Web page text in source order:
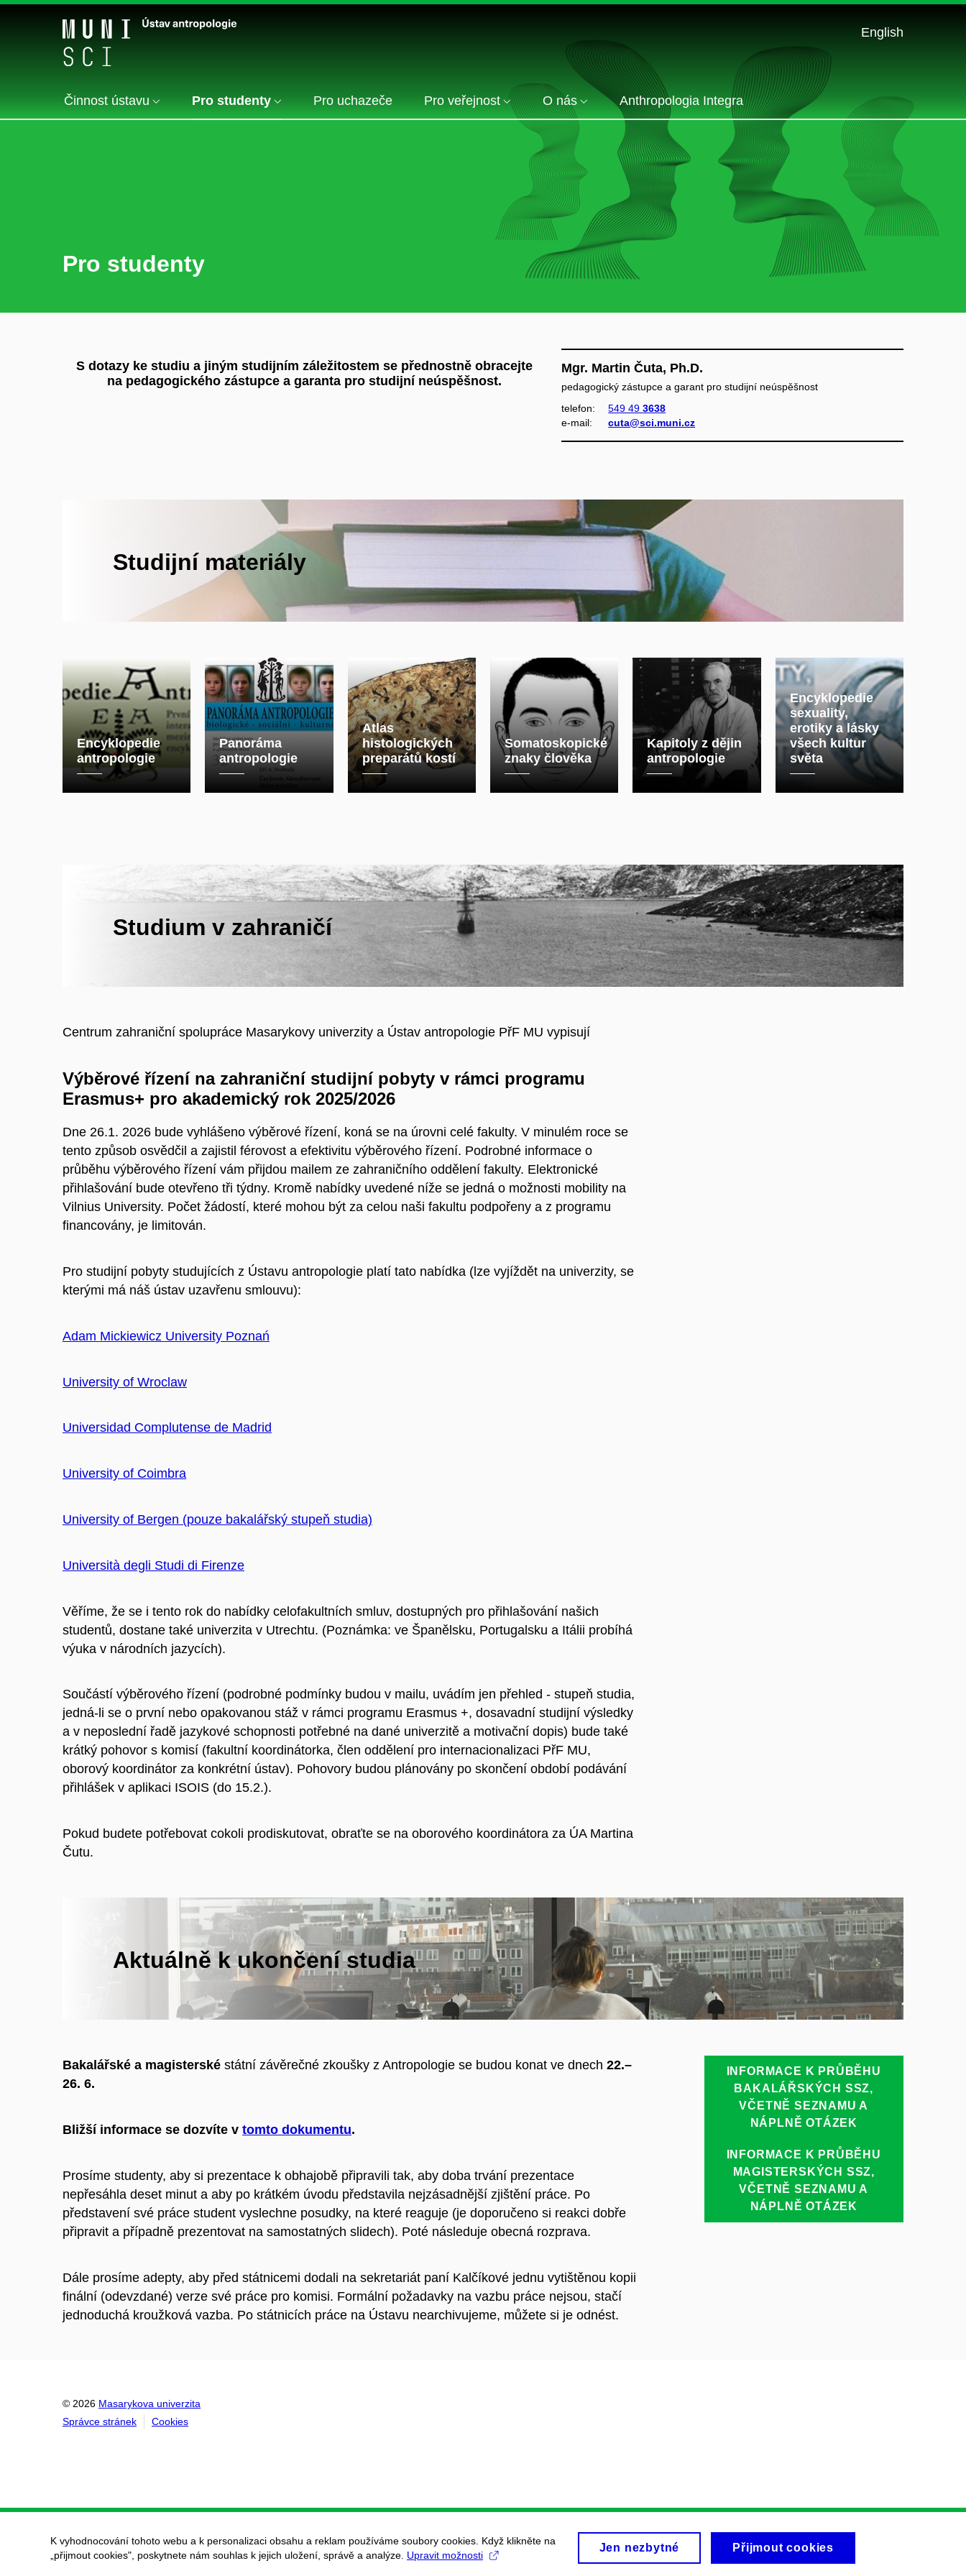
English
Činnost ústavu Pro studenty Pro uchazeče Pro veřejnost O nás Anthropologia Integra
Pro studenty
S dotazy ke studiu a jiným studijním záležitostem se přednostně obracejte
na pedagogického zástupce a garanta pro studijní neúspěšnost.
Mgr. Martin Čuta, Ph.D.
pedagogický zástupce a garant pro studijní neúspěšnost
telefon:
549 493638
e‑mail:
cuta@sci.muni.cz
Studijní materiály
Encyklopedie
antropologie
Panoráma
antropologie
Atlas
histologických
preparátů kostí
Somatoskopické
znaky člověka
Kapitoly z dějin
antropologie
Encyklopedie
sexuality,
erotiky a lásky
všech kultur
světa
Studium v zahraničí
Centrum zahraniční spolupráce Masarykovy univerzity a Ústav antropologie PřF MU vypisují
Výběrové řízení na zahraniční studijní pobyty v rámci programu
Erasmus+ pro akademický rok 2025/2026
Dne 26.1. 2026 bude vyhlášeno výběrové řízení, koná se na úrovni celé fakulty. V minulém roce se
tento způsob osvědčil a zajistil férovost a efektivitu výběrového řízení. Podrobné informace o
průběhu výběrového řízení vám přijdou mailem ze zahraničního oddělení fakulty. Elektronické
přihlašování bude otevřeno tři týdny. Kromě nabídky uvedené níže se jedná o možnosti mobility na
Vilnius University. Počet žádostí, které mohou být za celou naši fakultu podpořeny a z programu
financovány, je limitován.
Pro studijní pobyty studujících z Ústavu antropologie platí tato nabídka (lze vyjíždět na univerzity, se
kterými má náš ústav uzavřenu smlouvu):
Adam Mickiewicz University Poznań
University of Wroclaw
Universidad Complutense de Madrid
University of Coimbra
University of Bergen (pouze bakalářský stupeň studia)
Università degli Studi di Firenze
Věříme, že se i tento rok do nabídky celofakultních smluv, dostupných pro přihlašování našich
studentů, dostane také univerzita v Utrechtu. (Poznámka: ve Španělsku, Portugalsku a Itálii probíhá
výuka v národních jazycích).
Součástí výběrového řízení (podrobné podmínky budou v mailu, uvádím jen přehled - stupeň studia,
jedná-li se o první nebo opakovanou stáž v rámci programu Erasmus +, dosavadní studijní výsledky
a v neposlední řadě jazykové schopnosti potřebné na dané univerzitě a motivační dopis) bude také
krátký pohovor s komisí (fakultní koordinátorka, člen oddělení pro internacionalizaci PřF MU,
oborový koordinátor za konkrétní ústav). Pohovory budou plánovány po skončení období podávání
přihlášek v aplikaci ISOIS (do 15.2.).
Pokud budete potřebovat cokoli prodiskutovat, obraťte se na oborového koordinátora za ÚA Martina
Čutu.
Aktuálně k ukončení studia
Bakalářské a magisterské státní závěrečné zkoušky z Antropologie se budou konat ve dnech 22.–
26. 6.
Bližší informace se dozvíte v tomto dokumentu.
Prosíme studenty, aby si prezentace k obhajobě připravili tak, aby doba trvání prezentace
nepřesáhla deset minut a aby po krátkém úvodu představila nejzásadnější zjištění práce. Po
představení své práce student vyslechne posudky, na které reaguje (je doporučeno si reakci dobře
připravit a případně prezentovat na samostatných slidech). Poté následuje obecná rozprava.
Dále prosíme adepty, aby před státnicemi dodali na sekretariát paní Kalčíkové jednu vytištěnou kopii
finální (odevzdané) verze své práce pro komisi. Formální požadavky na vazbu práce nejsou, stačí
jednoduchá kroužková vazba. Po státnicích práce na Ústavu nearchivujeme, můžete si je odnést.
INFORMACE K PRŮBĚHU
BAKALÁŘSKÝCH SSZ,
VČETNĚ SEZNAMU A
NÁPLNĚ OTÁZEK
INFORMACE K PRŮBĚHU
MAGISTERSKÝCH SSZ,
VČETNĚ SEZNAMU A
NÁPLNĚ OTÁZEK
© 2026 Masarykova univerzita
Správce stránek
Cookies
K vyhodnocování tohoto webu a k personalizaci obsahu a reklam používáme soubory cookies. Když klikněte na
„přijmout cookies", poskytnete nám souhlas k jejich uložení, správě a analýze. Upravit možnosti
Jen nezbytné Přijmout cookies